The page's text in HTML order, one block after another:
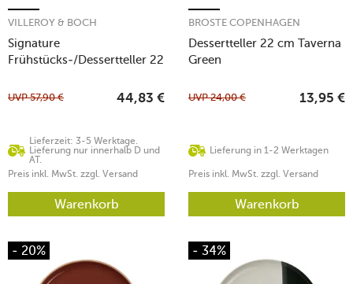
Signature
Frühstücks-/Dessertteller 22
VILLEROY & BOCH
Lieferzeit: 3-5 Werktage.
Lieferung nur innerhalb D und
AT.
UVP57,90 € 44,83 €
Preis inkl. MwSt. zzgl. Versand
Warenkorb
Dessertteller 22 cm Taverna
Green
BROSTE COPENHAGEN
Lieferung in 1-2 Werktagen
UVP24,00 € 13,95 €
Preis inkl. MwSt. zzgl. Versand
Warenkorb
- 20% - 34%